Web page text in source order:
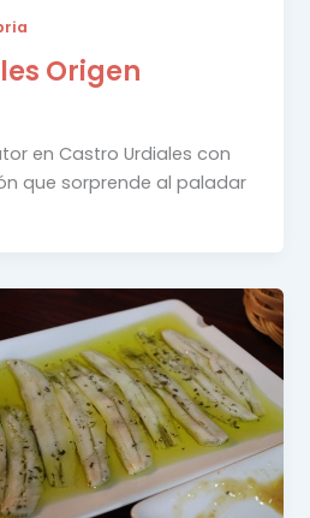
Origen
en Castro Urdiales con
que sorprende al paladar